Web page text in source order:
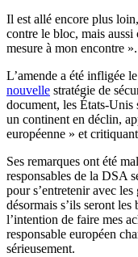
Il est allé encore plus
contre le bloc, mais aussi
mesure à mon encontre ».
L’amende a été infligée
nouvelle stratégie de
document, les États-Unis
un continent en déclin,
européenne » et
Ses remarques ont été
responsables de la DSA
pour s’entretenir avec
désormais s’ils seront les
l’intention de faire mes
responsable européen
sérieusement.